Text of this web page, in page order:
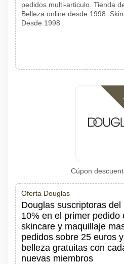
pedidos multi-articulo. Tienda
Belleza online desde 1998.
Desde 1998
Cúpon
Oferta Douglas
Douglas suscriptoras
10% en el primer pedido
skincare y maquillaje
pedidos sobre 25 euros
belleza gratuitas con
nuevas miembros